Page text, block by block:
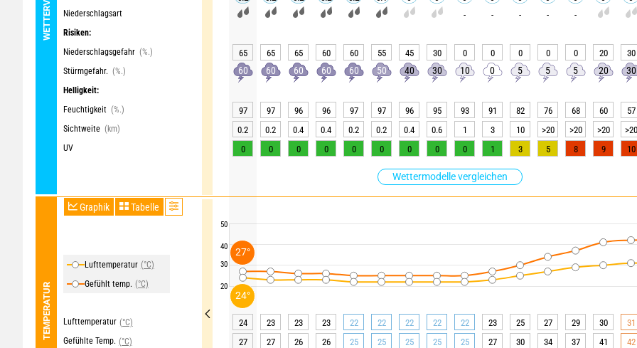
Niederschlagsart
Risiken:
Niederschlagsgefahr (%.)
Stürmgefahr. (%.)
Helligkeit:
Feuchtigkeit (%.)
Sichtweite (km)
UV
Wettermodelle vergleichen
TEMPERATUR
Graphik Tabelle
Lufttemperatur (°C)
Gefühlt temp. (°C)
Lufttemperatur (°C)
Gefühlte Temp. (°C)
50
40
30
20
- - - - -
65 65 65 60 60 55 45 30 0 0 0 0 0 20 30
60 60 60 60 60 50 40 30 10 0 5 5 5 20 30
97 97 96 96 97 97 96 95 93 91 82 76 68 60 57
0.2
0.2 0.4 0.4 0.2 0.2 0.4 0.6 1 3 10 >20 >20 >20 >20
0
0 0 0 0 0 0 0 0 1 3 5 8 9 10
24 23 23 23 22 22 22 22 22 23 25 27 29 30 31
27
27 26 26 25 25 25 25 25 27 30 34 37 41 42
24°
27°